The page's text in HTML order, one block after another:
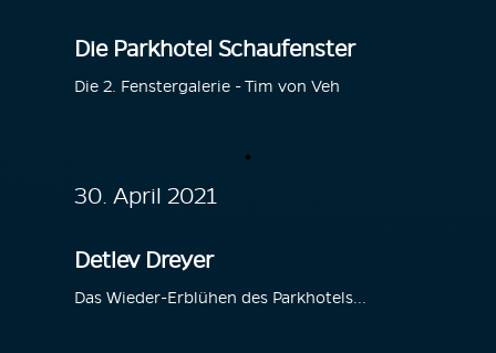
Die Parkhotel Schaufenster
Die 2. Fenstergalerie - Tim von Veh
30. April 2021
Detlev Dreyer
Das Wieder-Erblühen des Parkhotels...